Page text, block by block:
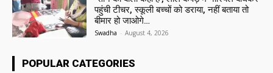
पहुंची टीचर, स्कूली बच्चों को डराया, नहीं बताया तो
बीमार हो जाओगे…
Swadha - August 4, 2026
POPULAR CATEGORIES